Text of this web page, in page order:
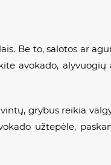
Be to, salotos ar
avokado,
grybus reikia
užtepėle,